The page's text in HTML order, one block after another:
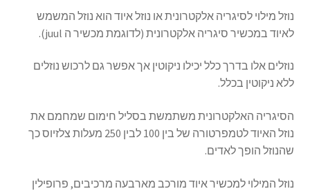
נוזל מילוי לסיגריה אלקטרונית או נוזל איוד הוא נוזל המשמש
לאיוד במכשיר סיגריה אלקטרונית (לדוגמת מכשיר ה juul).
נוזלים אלו בדרך כלל יכילו ניקוטין אך אפשר גם לרכוש נוזלים
ללא ניקוטין בכלל.
הסיגריה האלקטרונית משתמשת בסליל חימום שמחמם את
נוזל האיוד לטמפרטורה של בין 100 לבין 250 מעלות צלזיוס כך
שהנוזל הופך לאדים.
נוזל המילוי למכשיר איוד מורכב מארבעה מרכיבים, פרופילין